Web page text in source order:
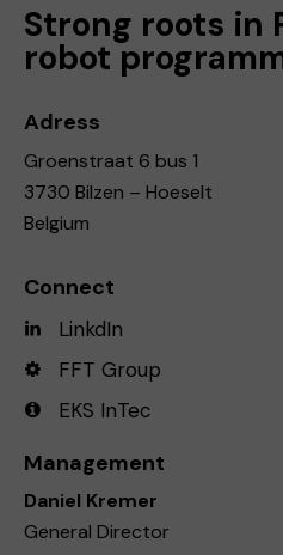
Strong roots in
robot
Adress
Groenstraat 6 bus 1
3730 Bilzen – Hoeselt
Belgium
Connect
LinkdIn
FFT Group
EKS InTec
Management
Daniel Kremer
General Director